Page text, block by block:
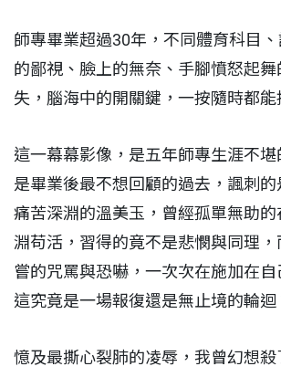
師專畢業超過30年，不同體育科目
的鄙視、臉上的無奈、手腳憤怒起
失，腦海中的開關鍵，一按隨時都能
這一幕幕影像，是五年師專生涯不
是畢業後最不想回顧的過去，諷刺的
痛苦深淵的溫美玉，曾經孤單無助
淵苟活，習得的竟不是悲憫與同理
嘗的咒罵與恐嚇，一次次在施加在自
這究竟是一場報復還是無止境的輪迴
憶及最撕心裂肺的凌辱，我曾幻想